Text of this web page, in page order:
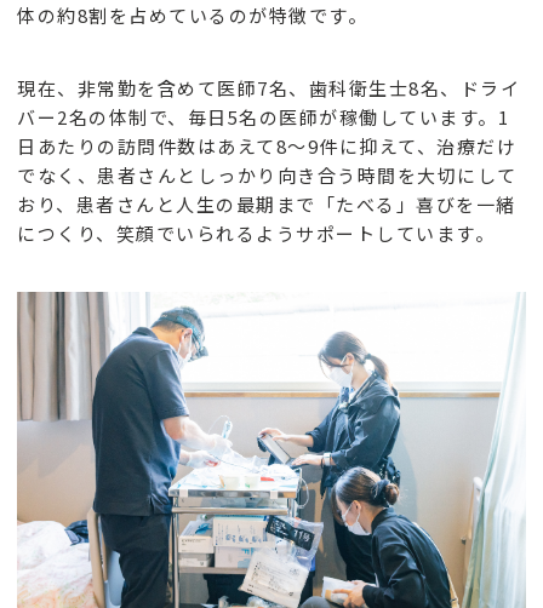
体の約8割を占めているのが特徴です。
現在、非常勤を含めて医師7名、歯科衛生士8名、ドライ
バー2名の体制で、毎日5名の医師が稼働しています。1
日あたりの訪問件数はあえて8〜9件に抑えて、治療だけ
でなく、患者さんとしっかり向き合う時間を大切にして
おり、患者さんと人生の最期まで「たべる」喜びを一緒
につくり、笑顔でいられるようサポートしています。